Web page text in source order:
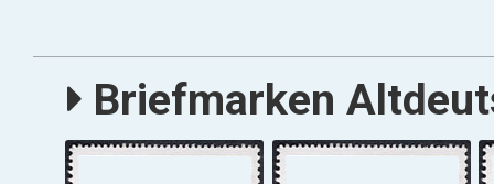
Briefmarken